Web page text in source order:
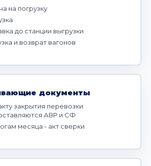
на погрузку
до станции выгрузки
и возврат вагонов
документы
закрытия перевозки
АВР и СФ
месяца - акт сверки